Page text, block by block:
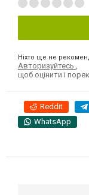
Ніхто ще не
Авторизуйтесь
щоб оцінити і
Reddit
WhatsApp